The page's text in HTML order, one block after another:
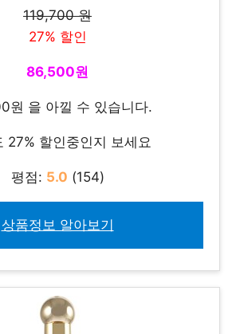
119,700 원
27% 할인
86,500원
원 을 아낄 수 있습니다.
27% 할인중인지 보세요
평점: 5.0 (154)
상품정보 알아보기